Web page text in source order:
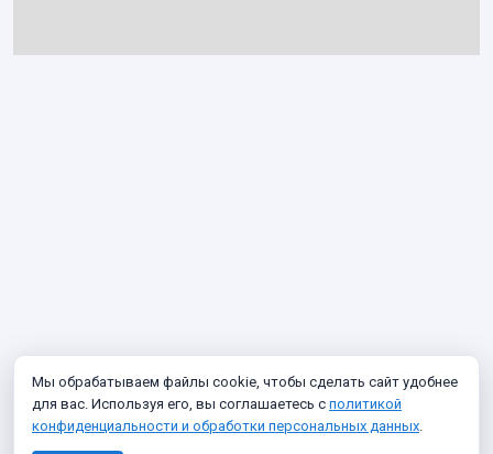
Мы обрабатываем файлы cookie, чтобы сделать сайт удобнее
для вас. Используя его, вы соглашаетесь с политикой
конфиденциальности и обработки персональных данных.